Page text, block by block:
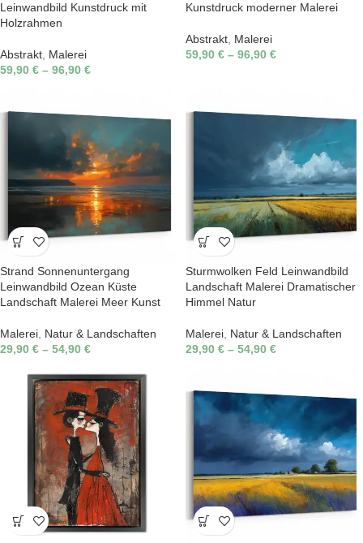
Leinwandbild Kunstdruck mit
Holzrahmen
Abstrakt Malerei
59,90 € – 96,90 €
Kunstdruck moderner Malerei
Abstrakt Malerei
59,90 € – 96,90 €
Strand Sonnenuntergang
Leinwandbild Ozean Küste
Landschaft Malerei Meer Kunst
Malerei Natur & Landschaften
29,90 € – 54,90 €
Sturmwolken Feld Leinwandbild
Landschaft Malerei Dramatischer
Himmel Natur
Malerei Natur & Landschaften
29,90 € – 54,90 €